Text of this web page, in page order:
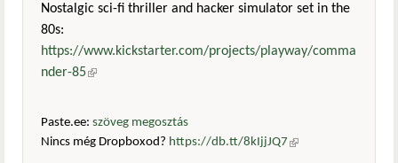
Nostalgic sci-fi thriller and hacker simulator set in the
80s:
https://www.kickstarter.com/projects/playway/comma
nder-85(külső hivatkozás)
Paste.ee: szöveg megosztás
Nincs még Dropboxod? https://db.tt/8kIjjJQ7 (külső